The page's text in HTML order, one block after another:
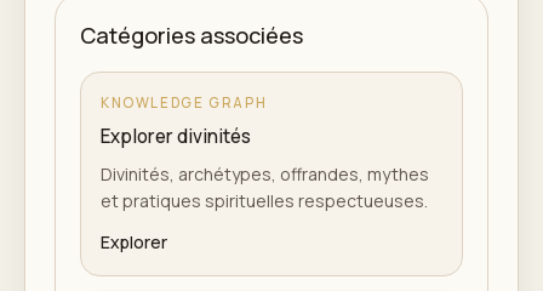
Catégories associées
KNOWLEDGE GRAPH
Explorer divinités
Divinités, archétypes, offrandes, mythes
et pratiques spirituelles respectueuses.
Explorer